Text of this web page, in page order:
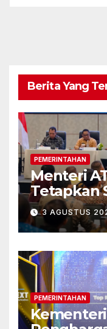
Berita Yang
PEMERINTAHAN
Menteri
Tetapkan
Layanan
Tanah
3 AGUSTUS
PEMERINTAHAN